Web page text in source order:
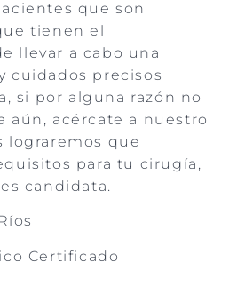
que son
tienen el
llevar a cabo una
cuidados precisos
si por alguna razón no
aún, acércate a nuestro
lograremos que
para tu cirugía,
candidata.
Certificado